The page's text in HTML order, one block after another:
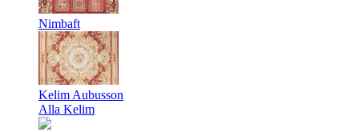
Nimbaft
Kelim Aubusson
Alla Kelim